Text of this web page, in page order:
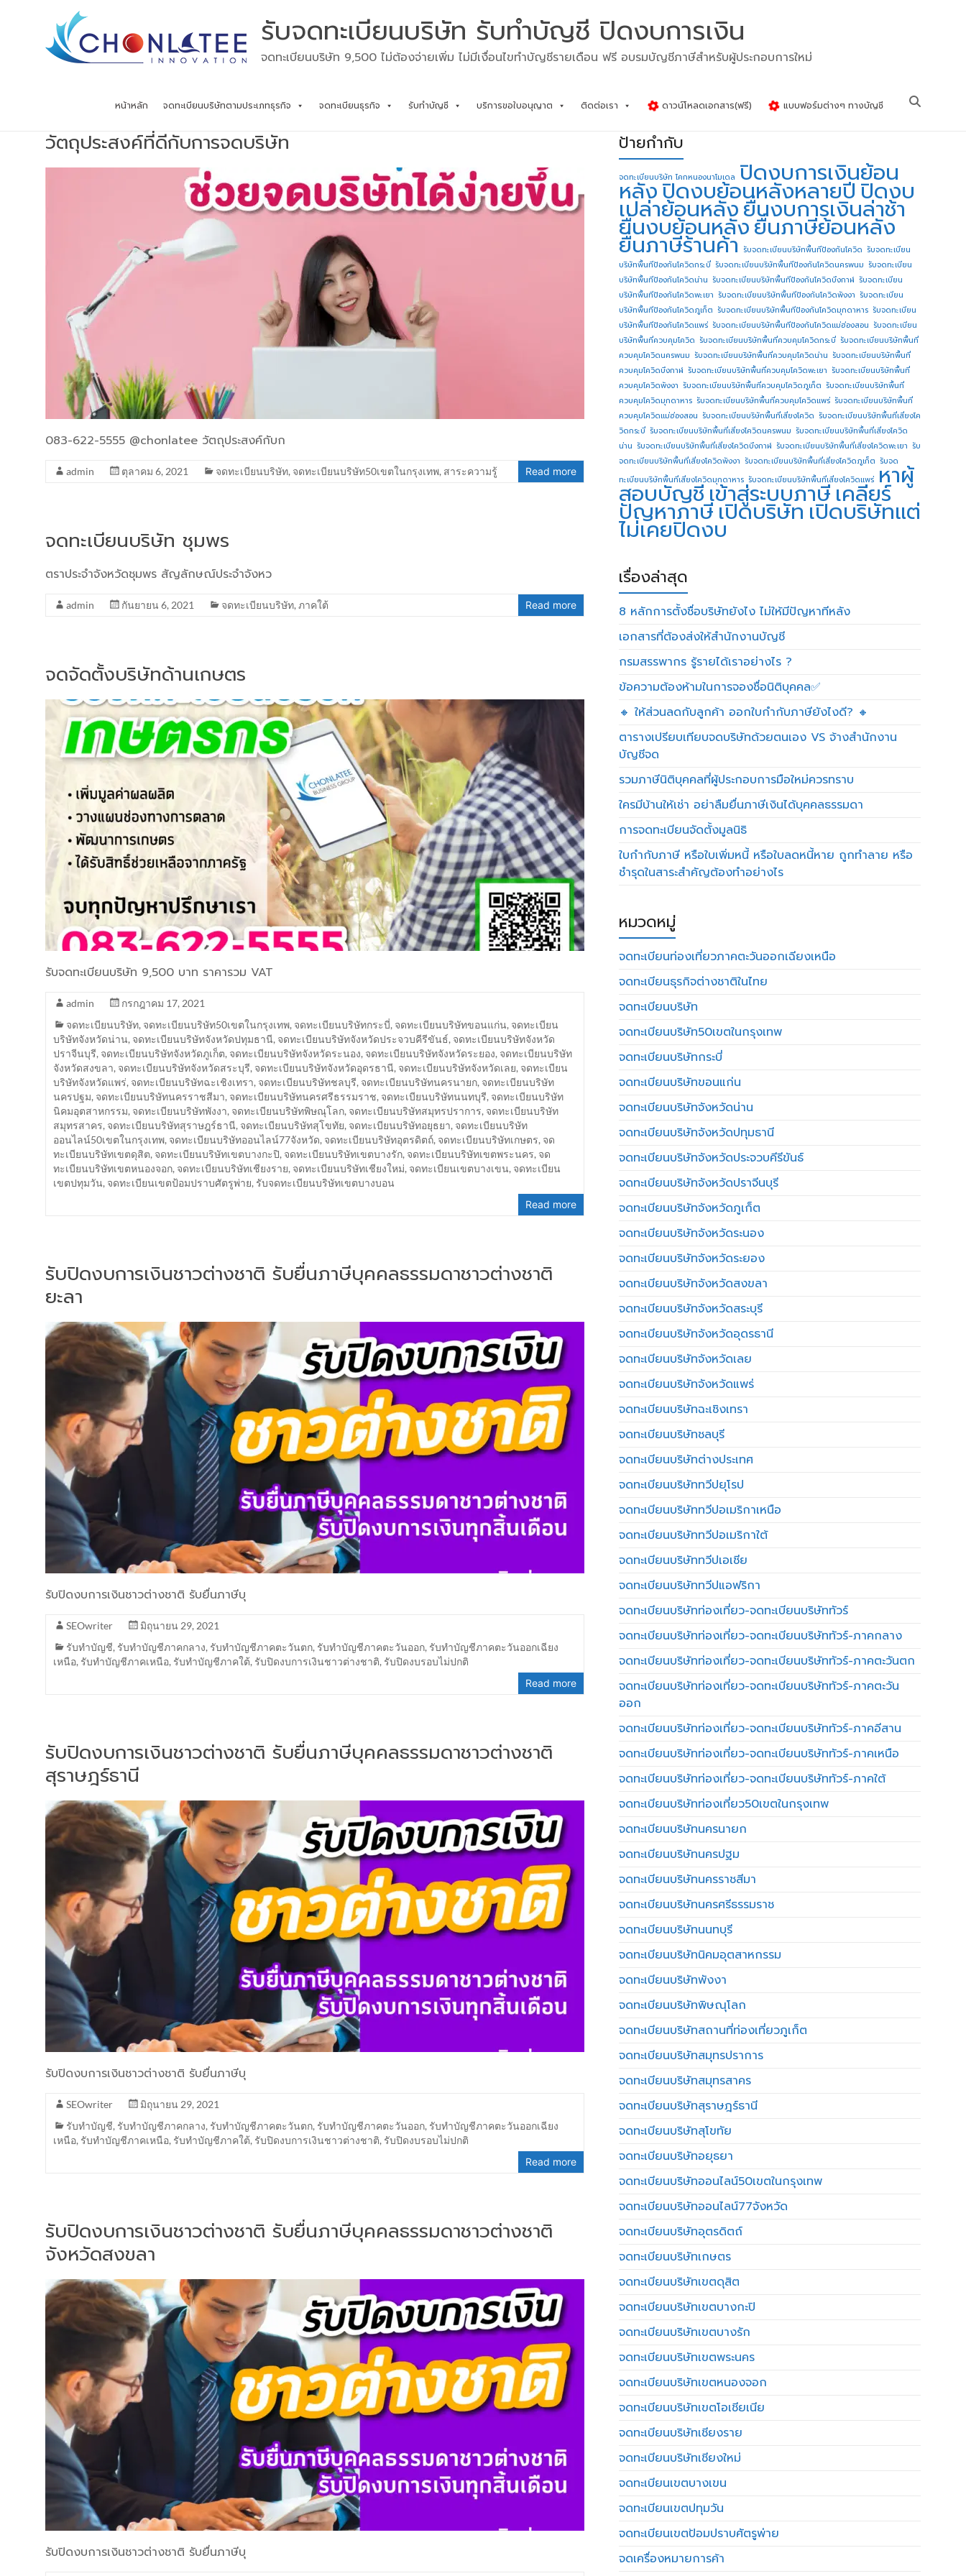
รับจดทะเบียนบริษัท รับทำบัญชี ปิดงบการเงิน
จดทะเบียนบริษัท 9,500 ไม่ต้องจ่ายเพิ่ม ไม่มีเงื่อนไขทำบัญชีรายเดือน ฟรี อบรมบัญชีภาษีสำหรับผู้ประกอบการใหม่
หน้าหลัก จดทะเบียนบริษัทตามประเภทธุรกิจ จดทะเบียนธุรกิจ รับทำบัญชี บริการขอใบอนุญาต ติดต่อเรา ดาวน์โหลดเอกสาร(ฟรี) แบบฟอร์มต่างๆ ทางบัญชี
วัตถุประสงค์ที่ดีกับการจดบริษัท
083-622-5555 @chonlatee วัตถุประสงค์กับก
admin ตุลาคม 6, 2021 จดทะเบียนบริษัท, จดทะเบียนบริษัท50เขตในกรุงเทพ, สาระความรู้ Read more
จดทะเบียนบริษัท ชุมพร
ตราประจำจังหวัดชุมพร สัญลักษณ์ประจำจังหว
admin กันยายน 6, 2021 จดทะเบียนบริษัท, ภาคใต้ Read more
จดจัดตั้งบริษัทด้านเกษตร
รับจดทะเบียนบริษัท 9,500 บาท ราคารวม VAT
admin
กรกฎาคม 17, 2021
จดทะเบียนบริษัท, จดทะเบียนบริษัท50เขตในกรุงเทพ, จดทะเบียนบริษัทกระบี่, จดทะเบียนบริษัทขอนแก่น, จดทะเบียน
บริษัทจังหวัดน่าน, จดทะเบียนบริษัทจังหวัดปทุมธานี, จดทะเบียนบริษัทจังหวัดประจวบคีรีขันธ์, จดทะเบียนบริษัทจังหวัด
ปราจีนบุรี, จดทะเบียนบริษัทจังหวัดภูเก็ต, จดทะเบียนบริษัทจังหวัดระนอง, จดทะเบียนบริษัทจังหวัดระยอง, จดทะเบียนบริษัท
จังหวัดสงขลา, จดทะเบียนบริษัทจังหวัดสระบุรี, จดทะเบียนบริษัทจังหวัดอุดรธานี, จดทะเบียนบริษัทจังหวัดเลย, จดทะเบียน
บริษัทจังหวัดแพร่, จดทะเบียนบริษัทฉะเชิงเทรา, จดทะเบียนบริษัทชลบุรี, จดทะเบียนบริษัทนครนายก, จดทะเบียนบริษัท
นครปฐม, จดทะเบียนบริษัทนครราชสีมา, จดทะเบียนบริษัทนครศรีธรรมราช, จดทะเบียนบริษัทนนทบุรี, จดทะเบียนบริษัท
นิคมอุตสาหกรรม, จดทะเบียนบริษัทพังงา, จดทะเบียนบริษัทพิษณุโลก, จดทะเบียนบริษัทสมุทรปราการ, จดทะเบียนบริษัท
สมุทรสาคร, จดทะเบียนบริษัทสุราษฎร์ธานี, จดทะเบียนบริษัทสุโขทัย, จดทะเบียนบริษัทอยุธยา, จดทะเบียนบริษัท
ออนไลน์50เขตในกรุงเทพ, จดทะเบียนบริษัทออนไลน์77จังหวัด, จดทะเบียนบริษัทอุตรดิตถ์, จดทะเบียนบริษัทเกษตร, จด
ทะเบียนบริษัทเขตดุสิต, จดทะเบียนบริษัทเขตบางกะปิ, จดทะเบียนบริษัทเขตบางรัก, จดทะเบียนบริษัทเขตพระนคร, จด
ทะเบียนบริษัทเขตหนองจอก, จดทะเบียนบริษัทเชียงราย, จดทะเบียนบริษัทเชียงใหม่, จดทะเบียนเขตบางเขน, จดทะเบียน
เขตปทุมวัน, จดทะเบียนเขตป้อมปราบศัตรูพ่าย, รับจดทะเบียนบริษัทเขตบางบอน
Read more
รับปิดงบการเงินชาวต่างชาติ รับยื่นภาษีบุคคลธรรมดาชาวต่างชาติ
ยะลา
รับปิดงบการเงินชาวต่างชาติ รับยื่นภาษีบุ
SEOwriter
มิถุนายน 29, 2021
รับทำบัญชี, รับทำบัญชีภาคกลาง, รับทำบัญชีภาคตะวันตก, รับทำบัญชีภาคตะวันออก, รับทำบัญชีภาคตะวันออกเฉียง
เหนือ, รับทำบัญชีภาคเหนือ, รับทำบัญชีภาคใต้, รับปิดงบการเงินชาวต่างชาติ, รับปิดงบรอบไม่ปกติ
Read more
รับปิดงบการเงินชาวต่างชาติ รับยื่นภาษีบุคคลธรรมดาชาวต่างชาติ
สุราษฎร์ธานี
รับปิดงบการเงินชาวต่างชาติ รับยื่นภาษีบุ
SEOwriter
มิถุนายน 29, 2021
รับทำบัญชี, รับทำบัญชีภาคกลาง, รับทำบัญชีภาคตะวันตก, รับทำบัญชีภาคตะวันออก, รับทำบัญชีภาคตะวันออกเฉียง
เหนือ, รับทำบัญชีภาคเหนือ, รับทำบัญชีภาคใต้, รับปิดงบการเงินชาวต่างชาติ, รับปิดงบรอบไม่ปกติ
Read more
รับปิดงบการเงินชาวต่างชาติ รับยื่นภาษีบุคคลธรรมดาชาวต่างชาติ
จังหวัดสงขลา
รับปิดงบการเงินชาวต่างชาติ รับยื่นภาษีบุ
ป้ายกำกับ
จดทะเบียนบริษัท โคกหนองนาโมเดล ปิดงบการเงินย้อน
หลังปิดงบย้อนหลังหลายปี ปิดงบ
เปล่าย้อนหลังยื่นงบการเงินล่าช้า
ยื่นงบย้อนหลังยื่นภาษีย้อนหลัง
ยื่นภาษีร้านค้า รับจดทะเบียนบริษัทพื้นทีป้องกันโควิด รับจดทะเบียน
บริษัทพื้นทีป้องกันโควิดกระบี่ รับจดทะเบียนบริษัทพื้นทีป้องกันโควิดนครพนม รับจดทะเบียน
บริษัทพื้นทีป้องกันโควิดน่าน รับจดทะเบียนบริษัทพื้นทีป้องกันโควิดบึงกาฬ รับจดทะเบียน
บริษัทพื้นทีป้องกันโควิดพะเยา รับจดทะเบียนบริษัทพื้นทีป้องกันโควิดพังงา รับจดทะเบียน
บริษัทพื้นทีป้องกันโควิดภูเก็ต รับจดทะเบียนบริษัทพื้นทีป้องกันโควิดมุกดาหาร รับจดทะเบียน
บริษัทพื้นทีป้องกันโควิดแพร่ รับจดทะเบียนบริษัทพื้นทีป้องกันโควิดแม่ฮ่องสอน รับจดทะเบียน
บริษัทพื้นที่ควบคุมโควิด รับจดทะเบียนบริษัทพื้นที่ควบคุมโควิดกระบี่ รับจดทะเบียนบริษัทพื้นที่
ควบคุมโควิดนครพนม รับจดทะเบียนบริษัทพื้นที่ควบคุมโควิดน่าน รับจดทะเบียนบริษัทพื้นที่
ควบคุมโควิดบึงกาฬ รับจดทะเบียนบริษัทพื้นที่ควบคุมโควิดพะเยา รับจดทะเบียนบริษัทพื้นที่
ควบคุมโควิดพังงา รับจดทะเบียนบริษัทพื้นที่ควบคุมโควิดภูเก็ต รับจดทะเบียนบริษัทพื้นที่
ควบคุมโควิดมุกดาหาร รับจดทะเบียนบริษัทพื้นที่ควบคุมโควิดแพร่ รับจดทะเบียนบริษัทพื้นที่
ควบคุมโควิดแม่ฮ่องสอน รับจดทะเบียนบริษัทพื้นที่เสี่ยงโควิด รับจดทะเบียนบริษัทพื้นที่เสี่ยงโค
วิดกระบี่ รับจดทะเบียนบริษัทพื้นที่เสี่ยงโควิดนครพนม รับจดทะเบียนบริษัทพื้นที่เสี่ยงโควิด
น่าน รับจดทะเบียนบริษัทพื้นที่เสี่ยงโควิดบึงกาฬ รับจดทะเบียนบริษัทพื้นที่เสี่ยงโควิดพะเยา รับ
จดทะเบียนบริษัทพื้นที่เสี่ยงโควิดพังงา รับจดทะเบียนบริษัทพื้นที่เสี่ยงโควิดภูเก็ต รับจด
ทะเบียนบริษัทพื้นที่เสี่ยงโควิดมุกดาหาร รับจดทะเบียนบริษัทพื้นที่เสี่ยงโควิดแพร่ หาผู้
สอบบัญชี เข้าสู่ระบบภาษี เคลียร์
ปัญหาภาษีเปิดบริษัทเปิดบริษัทแต่
ไม่เคยปิดงบ
เรื่องล่าสุด
8 หลักการตั้งชื่อบริษัทยังไง ไม่ให้มีปัญหาทีหลัง
เอกสารที่ต้องส่งให้สำนักงานบัญชี
กรมสรรพากร รู้รายได้เราอย่างไร ?
ข้อความต้องห้ามในการจองชื่อนิติบุคคล✅
🔸 ให้ส่วนลดกับลูกค้า ออกใบกำกับภาษียังไงดี? 🔸
ตารางเปรียบเทียบจดบริษัทด้วยตนเอง VS จ้างสำนักงาน
บัญชีจด
รวมภาษีนิติบุคคลที่ผู้ประกอบการมือใหม่ควรทราบ
ใครมีบ้านให้เช่า อย่าลืมยื่นภาษีเงินได้บุคคลธรรมดา
การจดทะเบียนจัดตั้งมูลนิธิ
ใบกำกับภาษี หรือใบเพิ่มหนี้ หรือใบลดหนี้หาย ถูกทำลาย หรือ
ชำรุดในสาระสำคัญต้องทำอย่างไร
หมวดหมู่
จดทะเบียนท่องเที่ยวภาคตะวันออกเฉียงเหนือ
จดทะเบียนธุรกิจต่างชาติในไทย
จดทะเบียนบริษัท
จดทะเบียนบริษัท50เขตในกรุงเทพ
จดทะเบียนบริษัทกระบี่
จดทะเบียนบริษัทขอนแก่น
จดทะเบียนบริษัทจังหวัดน่าน
จดทะเบียนบริษัทจังหวัดปทุมธานี
จดทะเบียนบริษัทจังหวัดประจวบคีรีขันธ์
จดทะเบียนบริษัทจังหวัดปราจีนบุรี
จดทะเบียนบริษัทจังหวัดภูเก็ต
จดทะเบียนบริษัทจังหวัดระนอง
จดทะเบียนบริษัทจังหวัดระยอง
จดทะเบียนบริษัทจังหวัดสงขลา
จดทะเบียนบริษัทจังหวัดสระบุรี
จดทะเบียนบริษัทจังหวัดอุดรธานี
จดทะเบียนบริษัทจังหวัดเลย
จดทะเบียนบริษัทจังหวัดแพร่
จดทะเบียนบริษัทฉะเชิงเทรา
จดทะเบียนบริษัทชลบุรี
จดทะเบียนบริษัทต่างประเทศ
จดทะเบียนบริษัททวีปยุโรป
จดทะเบียนบริษัททวีปอเมริกาเหนือ
จดทะเบียนบริษัททวีปอเมริกาใต้
จดทะเบียนบริษัททวีปเอเชีย
จดทะเบียนบริษัททวีปแอฟริกา
จดทะเบียนบริษัทท่องเที่ยว-จดทะเบียนบริษัททัวร์
จดทะเบียนบริษัทท่องเที่ยว-จดทะเบียนบริษัททัวร์-ภาคกลาง
จดทะเบียนบริษัทท่องเที่ยว-จดทะเบียนบริษัททัวร์-ภาคตะวันตก
จดทะเบียนบริษัทท่องเที่ยว-จดทะเบียนบริษัททัวร์-ภาคตะวัน
ออก
จดทะเบียนบริษัทท่องเที่ยว-จดทะเบียนบริษัททัวร์-ภาคอีสาน
จดทะเบียนบริษัทท่องเที่ยว-จดทะเบียนบริษัททัวร์-ภาคเหนือ
จดทะเบียนบริษัทท่องเที่ยว-จดทะเบียนบริษัททัวร์-ภาคใต้
จดทะเบียนบริษัทท่องเที่ยว50เขตในกรุงเทพ
จดทะเบียนบริษัทนครนายก
จดทะเบียนบริษัทนครปฐม
จดทะเบียนบริษัทนครราชสีมา
จดทะเบียนบริษัทนครศรีธรรมราช
จดทะเบียนบริษัทนนทบุรี
จดทะเบียนบริษัทนิคมอุตสาหกรรม
จดทะเบียนบริษัทพังงา
จดทะเบียนบริษัทพิษณุโลก
จดทะเบียนบริษัทสถานที่ท่องเที่ยวภูเก็ต
จดทะเบียนบริษัทสมุทรปราการ
จดทะเบียนบริษัทสมุทรสาคร
จดทะเบียนบริษัทสุราษฎร์ธานี
จดทะเบียนบริษัทสุโขทัย
จดทะเบียนบริษัทอยุธยา
จดทะเบียนบริษัทออนไลน์50เขตในกรุงเทพ
จดทะเบียนบริษัทออนไลน์77จังหวัด
จดทะเบียนบริษัทอุตรดิตถ์
จดทะเบียนบริษัทเกษตร
จดทะเบียนบริษัทเขตดุสิต
จดทะเบียนบริษัทเขตบางกะปิ
จดทะเบียนบริษัทเขตบางรัก
จดทะเบียนบริษัทเขตพระนคร
จดทะเบียนบริษัทเขตหนองจอก
จดทะเบียนบริษัทเขตโอเชียเนีย
จดทะเบียนบริษัทเชียงราย
จดทะเบียนบริษัทเชียงใหม่
จดทะเบียนเขตบางเขน
จดทะเบียนเขตปทุมวัน
จดทะเบียนเขตป้อมปราบศัตรูพ่าย
จดเครื่องหมายการค้า